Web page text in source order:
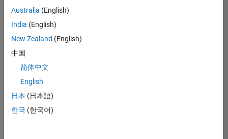
empleos.
Si aun
así no
ninguna
vacante
que se
a sus
cualificaciones,
Australia (English)
India (English)
New Zealand (English)
中国
简体中文
English
日本 (日本語)
한국 (한국어)